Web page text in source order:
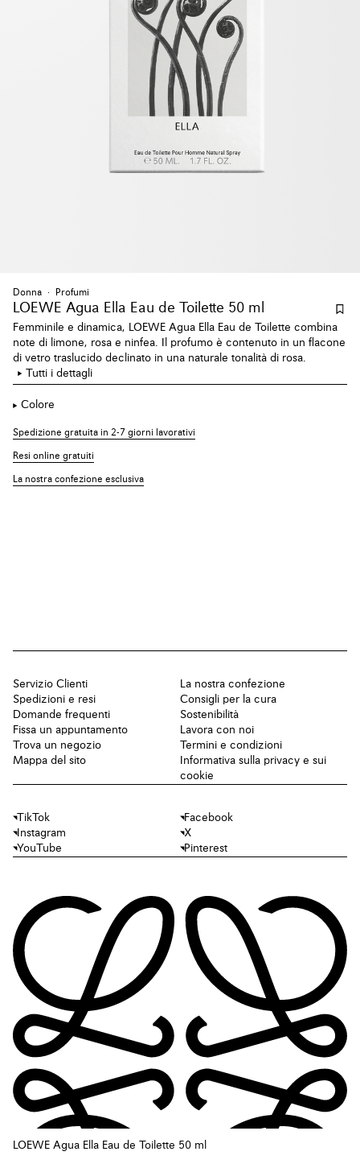
LOEWE Agua Ella Eau de Toilette 50 ml
Donna Profumi
LOEWE Agua Ella Eau de Toilette 50 ml
Femminile e dinamica, LOEWE Agua Ella Eau de Toilette combina
note di limone, rosa e ninfea. Il profumo è contenuto in un flacone
di vetro traslucido declinato in una naturale tonalità di rosa.
Tutti i dettagli
Colore
Spedizione gratuita in 2-7 giorni lavorativi
Resi online gratuiti
La nostra confezione esclusiva
Servizio Clienti
Spedizioni e resi
Domande frequenti
Fissa un appuntamento
Trova un negozio
Mappa del sito
La nostra confezione
Consigli per la cura
Sostenibilità
Lavora con noi
Termini e condizioni
Informativa sulla privacy e sui
cookie
TikTok
Facebook
Instagram
X
YouTube
Pinterest